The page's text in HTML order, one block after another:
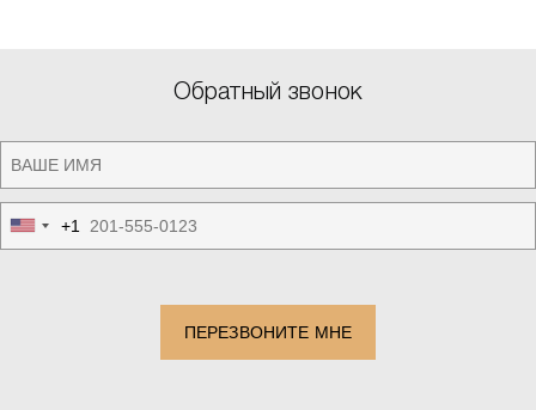
Обратный звонок
United
States
+1
ПЕРЕЗВОНИТЕ МНЕ